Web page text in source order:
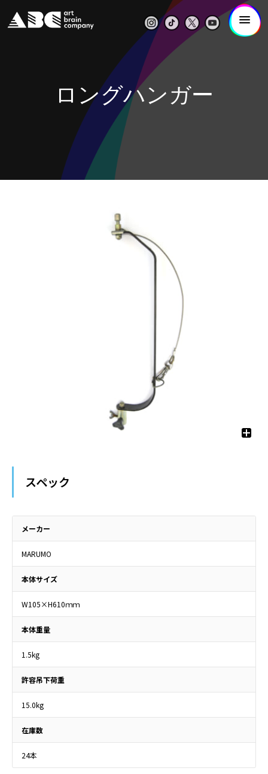
ロングハンガー
スペック
メーカー
MARUMO
本体サイズ
W105×H610ｍｍ
本体重量
1.5kg
許容吊下荷重
15.0kg
在庫数
24本